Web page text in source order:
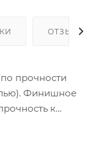
ОТЗЫВЫ
прочности
Финишное
к